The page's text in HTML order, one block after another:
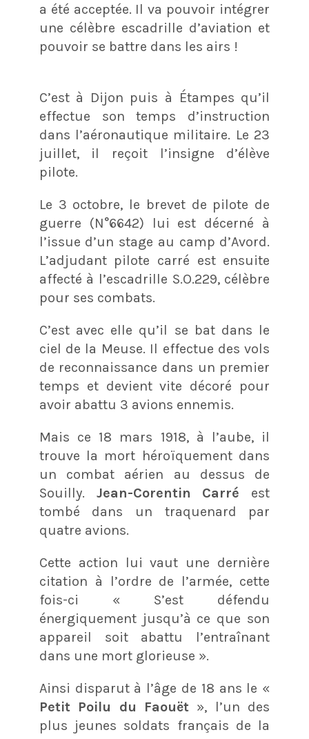
a été acceptée. Il va pouvoir intégrer
une célèbre escadrille d’aviation et
pouvoir se battre dans les airs !
C’est à Dijon puis à Étampes qu’il
effectue son temps d’instruction
dans l’aéronautique militaire. Le 23
juillet, il reçoit l’insigne d’élève
pilote.
Le 3 octobre, le brevet de pilote de
guerre (N°6642) lui est décerné à
l’issue d’un stage au camp d’Avord.
L’adjudant pilote carré est ensuite
affecté à l’escadrille S.O.229, célèbre
pour ses combats.
C’est avec elle qu’il se bat dans le
ciel de la Meuse. Il effectue des vols
de reconnaissance dans un premier
temps et devient vite décoré pour
avoir abattu 3 avions ennemis.
Mais ce 18 mars 1918, à l’aube, il
trouve la mort héroïquement dans
un combat aérien au dessus de
Souilly. Jean-Corentin Carré est
tombé dans un traquenard par
quatre avions.
Cette action lui vaut une dernière
citation à l’ordre de l’armée, cette
fois-ci « S’est défendu
énergiquement jusqu’à ce que son
appareil soit abattu l’entraînant
dans une mort glorieuse ».
Ainsi disparut à l’âge de 18 ans le «
Petit Poilu du Faouët », l’un des
plus jeunes soldats français de la